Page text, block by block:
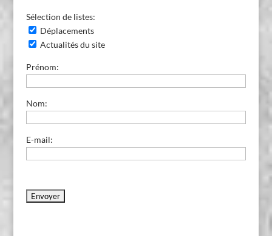
Sélection de listes:
Déplacements
Actualités du site
Prénom:
Nom:
E-mail: